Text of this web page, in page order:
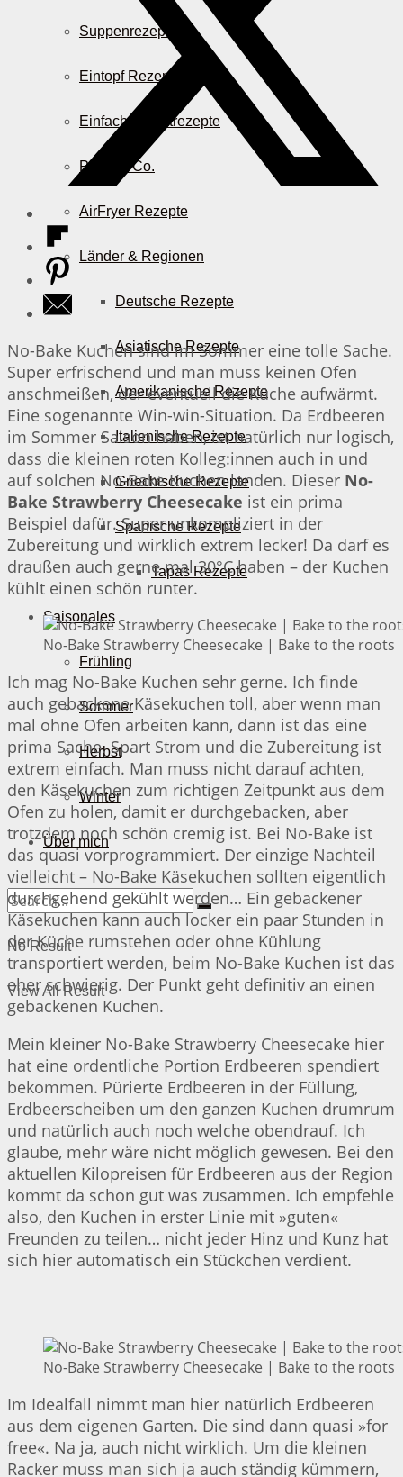
Suppenrezepte
Eintopf Rezepte
Einfache Salatrezepte
Pizza & Co.
AirFryer Rezepte
Länder & Regionen
Deutsche Rezepte
Asiatische Rezepte
Amerikanische Rezepte
Italienische Rezepte
Griechische Rezepte
Spanische Rezepte
Tapas Rezepte
Saisonales
Frühling
Sommer
Herbst
Winter
Über mich
No Result
View All Result
No-Bake Kuchen sind im Sommer eine tolle Sache.
Super erfrischend und man muss keinen Ofen
anschmeißen, der eventuell die Küche aufwärmt.
Eine sogenannte Win-win-Situation. Da Erdbeeren
im Sommer Saison haben, ist natürlich nur logisch,
dass die kleinen roten Kolleg:innen auch in und
auf solchen No-Bake Kuchen landen. Dieser No-
Bake Strawberry Cheesecake ist ein prima
Beispiel dafür. Super unkompliziert in der
Zubereitung und wirklich extrem lecker! Da darf es
draußen auch gerne mal 30°C haben – der Kuchen
kühlt einen schön runter.
No-Bake Strawberry Cheesecake | Bake to the roots
Ich mag No-Bake Kuchen sehr gerne. Ich finde
auch gebackene Käsekuchen toll, aber wenn man
mal ohne Ofen arbeiten kann, dann ist das eine
prima Sache. Spart Strom und die Zubereitung ist
extrem einfach. Man muss nicht darauf achten,
den Käsekuchen zum richtigen Zeitpunkt aus dem
Ofen zu holen, damit er durchgebacken, aber
trotzdem noch schön cremig ist. Bei No-Bake ist
das quasi vorprogrammiert. Der einzige Nachteil
vielleicht – No-Bake Käsekuchen sollten eigentlich
durchgehend gekühlt werden… Ein gebackener
Käsekuchen kann auch locker ein paar Stunden in
der Küche rumstehen oder ohne Kühlung
transportiert werden, beim No-Bake Kuchen ist das
eher schwierig. Der Punkt geht definitiv an einen
gebackenen Kuchen.
Mein kleiner No-Bake Strawberry Cheesecake hier
hat eine ordentliche Portion Erdbeeren spendiert
bekommen. Pürierte Erdbeeren in der Füllung,
Erdbeerscheiben um den ganzen Kuchen drumrum
und natürlich auch noch welche obendrauf. Ich
glaube, mehr wäre nicht möglich gewesen. Bei den
aktuellen Kilopreisen für Erdbeeren aus der Region
kommt da schon gut was zusammen. Ich empfehle
also, den Kuchen in erster Linie mit »guten«
Freunden zu teilen… nicht jeder Hinz und Kunz hat
sich hier automatisch ein Stückchen verdient.
No-Bake Strawberry Cheesecake | Bake to the roots
Im Idealfall nimmt man hier natürlich Erdbeeren
aus dem eigenen Garten. Die sind dann quasi »for
free«. Na ja, auch nicht wirklich. Um die kleinen
Racker muss man sich ja auch ständig kümmern,